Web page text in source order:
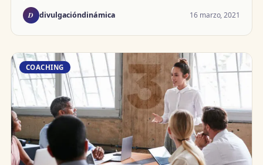
D divulgacióndinámica 16 marzo, 2021
COACHING